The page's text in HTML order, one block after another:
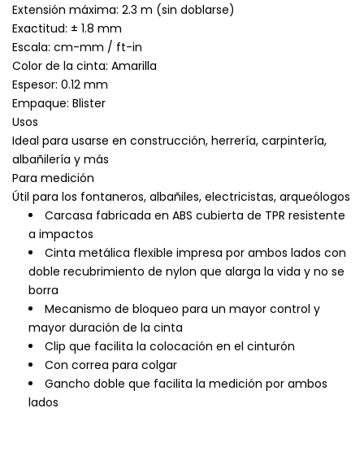
Extensión máxima: 2.3 m (sin doblarse)
Exactitud: ± 1.8 mm
Escala: cm-mm / ft-in
Color de la cinta: Amarilla
Espesor: 0.12 mm
Empaque: Blister
Usos
Ideal para usarse en construcción, herrería, carpintería,
albañilería y más
Para medición
Útil para los fontaneros, albañiles, electricistas, arqueólogos
Carcasa fabricada en ABS cubierta de TPR resistente
a impactos
Cinta metálica flexible impresa por ambos lados con
doble recubrimiento de nylon que alarga la vida y no se
borra
Mecanismo de bloqueo para un mayor control y
mayor duración de la cinta
Clip que facilita la colocación en el cinturón
Con correa para colgar
Gancho doble que facilita la medición por ambos
lados